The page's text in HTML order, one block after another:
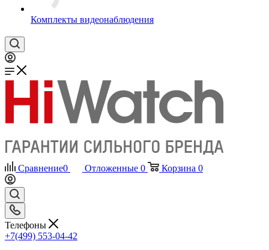
Комплекты видеонаблюдения
Сравнение0 Отложенные 0 Корзина 0
Телефоны
+7(499) 553-04-42